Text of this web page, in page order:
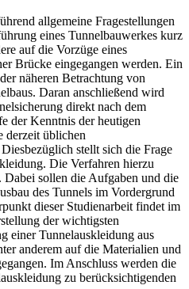
allgemeine Fragestellungen
eines Tunnelbauwerkes kurz
auf die Vorzüge eines
Brücke eingegangen werden. Ein
näheren Betrachtung von
Daran anschließend wird
direkt nach dem
der Kenntnis der heutigen
derzeit üblichen
stellt sich die Frage
Die Verfahren hierzu
Dabei sollen die Aufgaben und die
des Tunnels im Vordergrund
dieser Studienarbeit findet im
der wichtigsten
einer Tunnelauskleidung aus
anderem auf die Materialien und
Im Anschluss werden die
zu berücksichtigenden